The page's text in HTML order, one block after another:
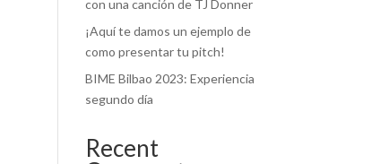
con una canción de TJ Donner
¡Aquí te damos un ejemplo de
como presentar tu pitch!
BIME Bilbao 2023: Experiencia
segundo día
Recent